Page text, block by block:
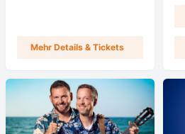
Mehr Details & Tickets